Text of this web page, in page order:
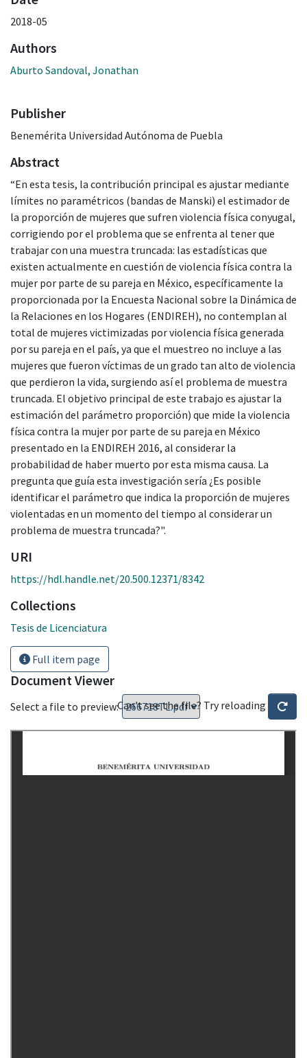
2018-05
Authors
Aburto Sandoval, Jonathan
Publisher
Benemérita Universidad Autónoma de Puebla
Abstract
“En esta tesis, la contribución principal es ajustar mediante
límites no paramétricos (bandas de Manski) el estimador de
la proporción de mujeres que sufren violencia física conyugal,
corrigiendo por el problema que se enfrenta al tener que
trabajar con una muestra truncada: las estadísticas que
existen actualmente en cuestión de violencia física contra la
mujer por parte de su pareja en México, específicamente la
proporcionada por la Encuesta Nacional sobre la Dinámica de
la Relaciones en los Hogares (ENDIREH), no contemplan al
total de mujeres victimizadas por violencia física generada
por su pareja en el país, ya que el muestreo no incluye a las
mujeres que fueron víctimas de un grado tan alto de violencia
que perdieron la vida, surgiendo así el problema de muestra
truncada. El objetivo principal de este trabajo es ajustar la
estimación del parámetro proporción) que mide la violencia
física contra la mujer por parte de su pareja en México
presentado en la ENDIREH 2016, al considerar la
probabilidad de haber muerto por esta misma causa. La
pregunta que guía esta investigación sería ¿Es posible
identificar el parámetro que indica la proporción de mujeres
violentadas en un momento del tiempo al considerar un
problema de muestra truncada?".
URI
https://hdl.handle.net/20.500.12371/8342
Collections
Tesis de Licenciatura
Full item page
Document Viewer
Select a file to preview:Can't see the file? Try reloading